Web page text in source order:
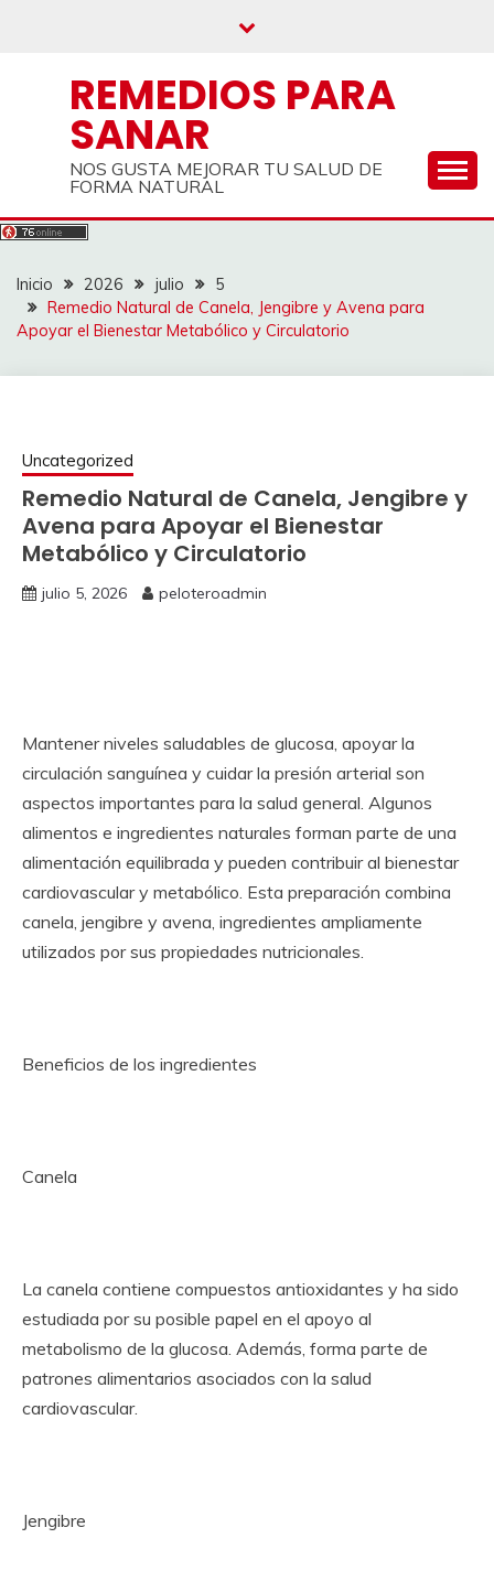
REMEDIOS PARA
SANAR
NOS GUSTA MEJORAR TU SALUD DE
FORMA NATURAL
Inicio 2026 julio
5
Remedio Natural de Canela, Jengibre y Avena para
Apoyar el Bienestar Metabólico y Circulatorio
Uncategorized
Remedio Natural de Canela, Jengibre y
Avena para Apoyar el Bienestar
Metabólico y Circulatorio
julio 5, 2026 peloteroadmin
Mantener niveles saludables de glucosa, apoyar la
circulación sanguínea y cuidar la presión arterial son
aspectos importantes para la salud general. Algunos
alimentos e ingredientes naturales forman parte de una
alimentación equilibrada y pueden contribuir al bienestar
cardiovascular y metabólico. Esta preparación combina
canela, jengibre y avena, ingredientes ampliamente
utilizados por sus propiedades nutricionales.
Beneficios de los ingredientes
Canela
La canela contiene compuestos antioxidantes y ha sido
estudiada por su posible papel en el apoyo al
metabolismo de la glucosa. Además, forma parte de
patrones alimentarios asociados con la salud
cardiovascular.
Jengibre